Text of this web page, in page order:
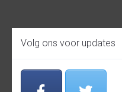
Volg ons voor updates